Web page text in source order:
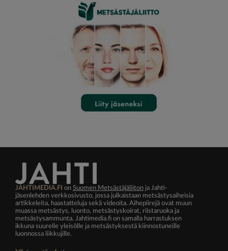
JAHTIMEDIA.FI on Suomen Metsästäjäliiton ja Jahti-
jäsenlehden verkkosivusto, jossa julkaistaan metsästysaiheisia
artikkeleita, haastatteluja sekä videoita. Aihepiirejä ovat muun
muassa metsästys, luonto, metsästyskoirat, riistaruoka ja
metsästysammunta. Jahtimedia.fi on samalla harrastuksen
ikkuna suurelle yleisölle ja metsästyksestä kiinnostuneille
luonnossa liikkujille.